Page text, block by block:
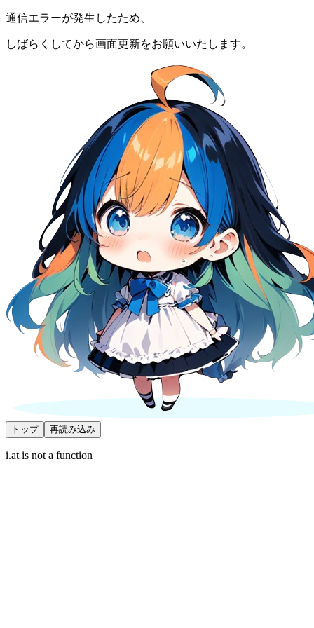
通信エラーが発生したため、
しばらくしてから画面更新をお願いいたします。
トップ 再読み込み
i.at is not a function